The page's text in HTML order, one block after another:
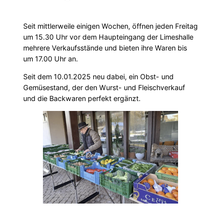
Seit mittlerweile einigen Wochen, öffnen jeden Freitag
um 15.30 Uhr vor dem Haupteingang der Limeshalle
mehrere Verkaufsstände und bieten ihre Waren bis
um 17.00 Uhr an.
Seit dem 10.01.2025 neu dabei, ein Obst- und
Gemüsestand, der den Wurst- und Fleischverkauf
und die Backwaren perfekt ergänzt.